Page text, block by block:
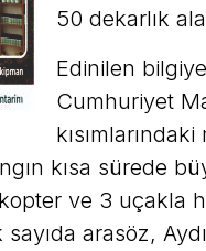
50 dekarlık
Edinilen
Cumhuriyet
kısa sürede
ve 3 uçakla
arasöz,